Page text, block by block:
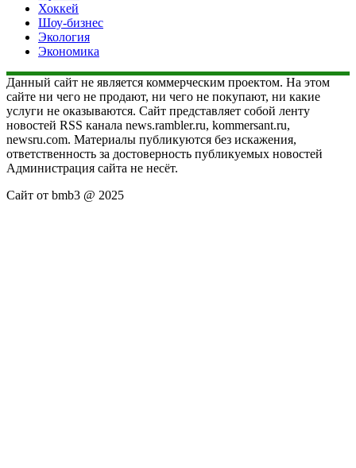
Хоккей
Шоу-бизнес
Экология
Экономика
Данный сайт не является коммерческим проектом. На этом
сайте ни чего не продают, ни чего не покупают, ни какие
услуги не оказываются. Сайт представляет собой ленту
новостей RSS канала news.rambler.ru, kommersant.ru,
newsru.com. Материалы публикуются без искажения,
ответственность за достоверность публикуемых новостей
Администрация сайта не несёт.
Сайт от bmb3 @ 2025